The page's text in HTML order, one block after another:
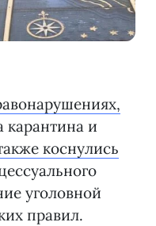
карантина и
коснулись
уголовной
правил.